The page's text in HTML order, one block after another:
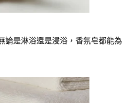
論是淋浴還是浸浴，香氛皂都能為